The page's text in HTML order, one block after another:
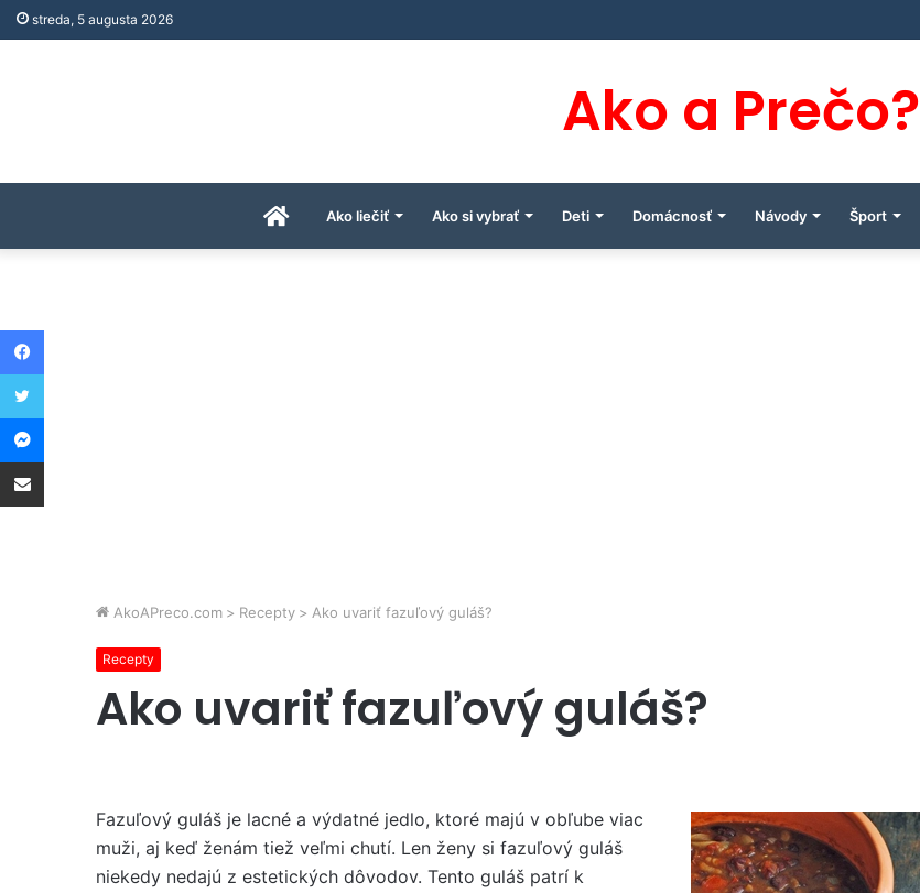
streda, 5 augusta 2026
Ako a Prečo?
ÚvodnáAko liečiť Ako si vybrať Deti Domácnosť Návody Šport
AkoAPreco.com > Recepty > Ako uvariť fazuľový guláš?
Recepty
Ako uvariť fazuľový guláš?
Fazuľový guláš je lacné a výdatné jedlo, ktoré majú v obľube viac
muži, aj keď ženám tiež veľmi chutí. Len ženy si fazuľový guláš
niekedy nedajú z estetických dôvodov. Tento guláš patrí k
Facebook
Twitter
Messenger
Share via Email